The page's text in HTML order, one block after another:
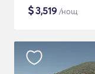
$3,519 /нощ